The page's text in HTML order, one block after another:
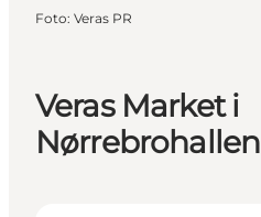
Veras Market i
Nørrebrohallen
Foto: Veras PR